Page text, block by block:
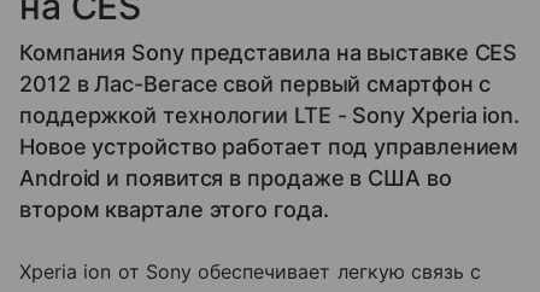
Компания Sony представила на выставке CES
2012 в Лас-Вегасе свой первый смартфон с
поддержкой технологии LTE - Sony Xperia ion.
Новое устройство работает под управлением
Android и появится в продаже в США во
втором квартале этого года.
Xperia ion от Sony обеспечивает легкую связь с